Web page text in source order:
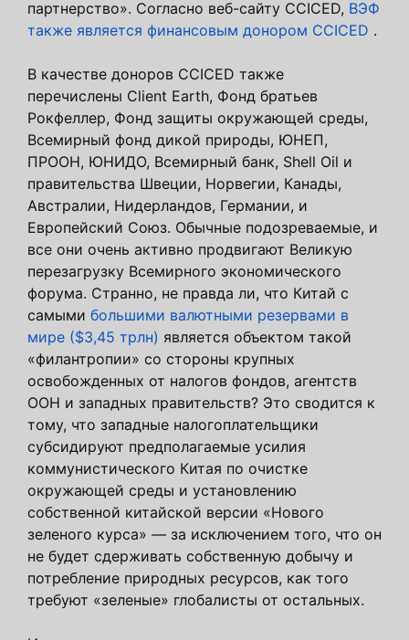
партнерство». Согласно веб-сайту CCICED, ВЭФ
также является финансовым донором CCICED .
В качестве доноров CCICED также
перечислены Client Earth, Фонд братьев
Рокфеллер, Фонд защиты окружающей среды,
Всемирный фонд дикой природы, ЮНЕП,
ПРООН, ЮНИДО, Всемирный банк, Shell Oil и
правительства Швеции, Норвегии, Канады,
Австралии, Нидерландов, Германии, и
Европейский Союз. Обычные подозреваемые, и
все они очень активно продвигают Великую
перезагрузку Всемирного экономического
форума. Странно, не правда ли, что Китай с
самыми большими валютными резервами в
мире ($3,45 трлн) является объектом такой
«филантропии» со стороны крупных
освобожденных от налогов фондов, агентств
ООН и западных правительств? Это сводится к
тому, что западные налогоплательщики
субсидируют предполагаемые усилия
коммунистического Китая по очистке
окружающей среды и установлению
собственной китайской версии «Нового
зеленого курса» — за исключением того, что он
не будет сдерживать собственную добычу и
потребление природных ресурсов, как того
требуют «зеленые» глобалисты от остальных.